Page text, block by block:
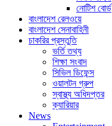
নোটিশ বোর্ড
বাংলাদেশ রেলওয়ে
বাংলাদেশ সেনাবাহিনী
চাকরির প্রস্তুতি
ভর্তি তথ্য
শিক্ষা সংবাদ
সিভিল ডিফেন্স
ওয়ালটন গ্রুপ
স্বাস্থ্য অধিদপ্তর
ক্যারিয়ার
News